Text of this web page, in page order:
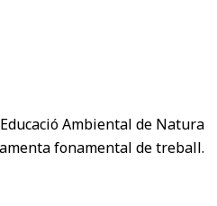
Ambiental de Natura
fonamental de treball.